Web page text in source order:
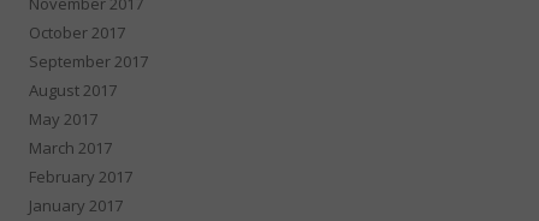
October 2017
September 2017
August 2017
May 2017
March 2017
February 2017
January 2017